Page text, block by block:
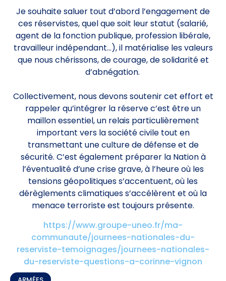
Je souhaite saluer tout d’abord l’engagement de
ces réservistes, quel que soit leur statut (salarié,
agent de la fonction publique, profession libérale,
travailleur indépendant…), il matérialise les valeurs
que nous chérissons, de courage, de solidarité et
d’abnégation.
Collectivement, nous devons soutenir cet effort et
rappeler qu’intégrer la réserve c’est être un
maillon essentiel, un relais particulièrement
important vers la société civile tout en
transmettant une culture de défense et de
sécurité. C’est également préparer la Nation à
l’éventualité d’une crise grave, à l’heure où les
tensions géopolitiques s’accentuent, où les
dérèglements climatiques s’accélèrent et où la
menace terroriste est toujours présente.
https://www.groupe-uneo.fr/ma-
communaute/journees-nationales-du-
reserviste-temoignages/journees-nationales-
du-reserviste-questions-a-corinne-vignon